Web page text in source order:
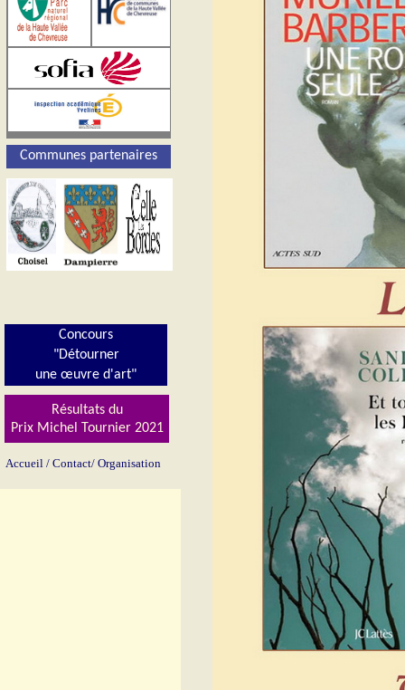
Concours
"Détourner
une œuvre d'art"
Accueil / Contact/ Organisation
Communes partenaires
Résultats du
Prix Michel Tournier 2021